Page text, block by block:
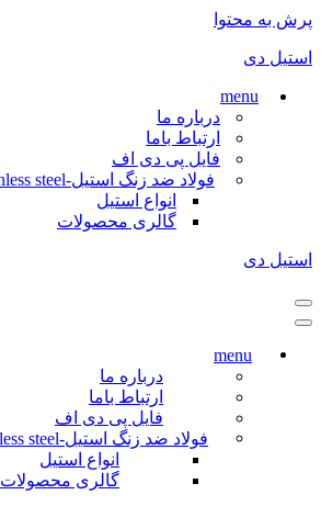
پرش به محتوا
استیل دی
menu
درباره ما
ارتباط باما
فایل پی دی اف
فولاد ضد زنگ استیل-stainless steel
انواع استیل
گالری محصولات
استیل دی
فهرست
ناوبری
فهرست
menu
درباره ما
ارتباط باما
فایل پی دی اف
فولاد ضد زنگ استیل-stainless steel
انواع استیل
گالری محصولات